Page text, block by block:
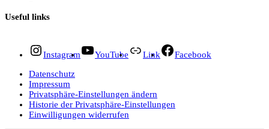
Useful links
Instagram YouTube Link
Facebook
Datenschutz
Impressum
Privatsphäre-Einstellungen ändern
Historie der Privatsphäre-Einstellungen
Einwilligungen widerrufen